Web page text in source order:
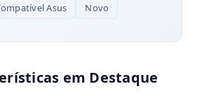
Asus
Novo
em Destaque